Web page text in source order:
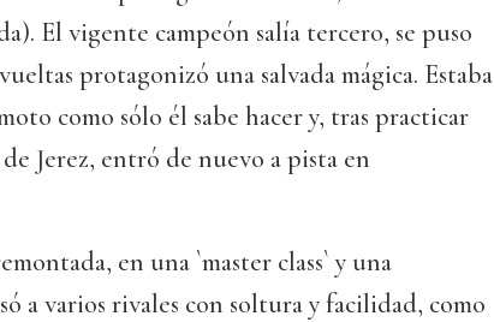
El vigente campeón salía tercero, se puso
protagonizó una salvada mágica. Estaba
como sólo él sabe hacer y, tras practicar
Jerez, entró de nuevo a pista en
en una `master class` y una
a varios rivales con soltura y facilidad, como